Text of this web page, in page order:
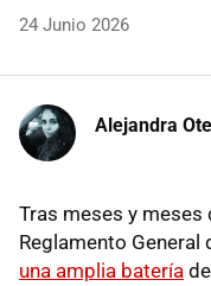
24 Junio 2026
Alejandra
Tras meses y meses
Reglamento General
una amplia batería de